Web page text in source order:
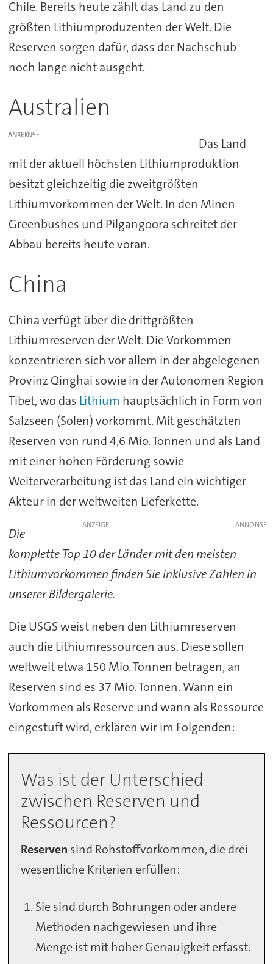
Chile. Bereits heute zählt das Land zu den
größten Lithiumproduzenten der Welt. Die
Reserven sorgen dafür, dass der Nachschub
noch lange nicht ausgeht.
Australien
ANZEIGE
Das Land
mit der aktuell höchsten Lithiumproduktion
besitzt gleichzeitig die zweitgrößten
Lithiumvorkommen der Welt. In den Minen
Greenbushes und Pilgangoora schreitet der
Abbau bereits heute voran.
China
China verfügt über die drittgrößten
Lithiumreserven der Welt. Die Vorkommen
konzentrieren sich vor allem in der abgelegenen
Provinz Qinghai sowie in der Autonomen Region
Tibet, wo das Lithium hauptsächlich in Form von
Salzseen (Solen) vorkommt. Mit geschätzten
Reserven von rund 4,6 Mio. Tonnen und als Land
mit einer hohen Förderung sowie
Weiterverarbeitung ist das Land ein wichtiger
Akteur in der weltweiten Lieferkette.
ANZEIGE
Die
komplette Top 10 der Länder mit den meisten
Lithiumvorkommen finden Sie inklusive Zahlen in
unserer Bildergalerie.
Die USGS weist neben den Lithiumreserven
auch die Lithiumressourcen aus. Diese sollen
weltweit etwa 150 Mio. Tonnen betragen, an
Reserven sind es 37 Mio. Tonnen. Wann ein
Vorkommen als Reserve und wann als Ressource
eingestuft wird, erklären wir im Folgenden:
Was ist der Unterschied
zwischen Reserven und
Ressourcen?
Reserven sind Rohstoffvorkommen, die drei
wesentliche Kriterien erfüllen:
Sie sind durch Bohrungen oder andere
Methoden nachgewiesen und ihre
Menge ist mit hoher Genauigkeit erfasst.